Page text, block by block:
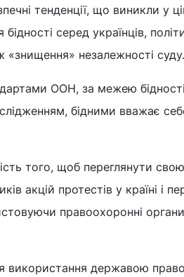
тенденції, що виникли у
серед українців,
«знищення» незалежності суду.
ООН, за межею
бідними вважає
того, щоб переглянути свою
акцій протестів у країні і
правоохоронні
використання державою